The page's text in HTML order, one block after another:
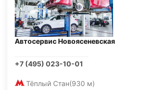
Автосервис Новоясеневская
+7 (495) 023-10-01
Тёплый Стан(930 м)